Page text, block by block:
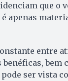
que o
apenas
entre
benéficas, bem
ser vista